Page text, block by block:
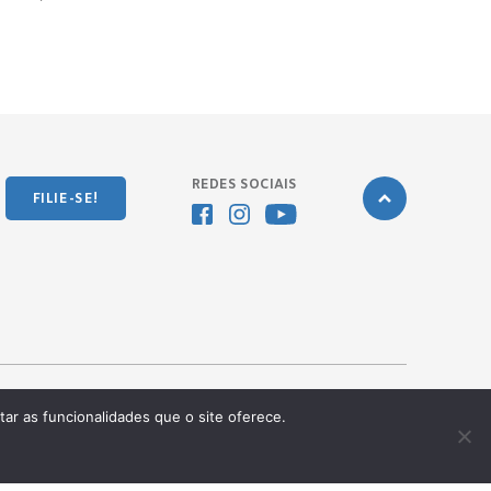
FILIE-SE!
REDES SOCIAIS
Desenvolvido pela
as funcionalidades que o site oferece.